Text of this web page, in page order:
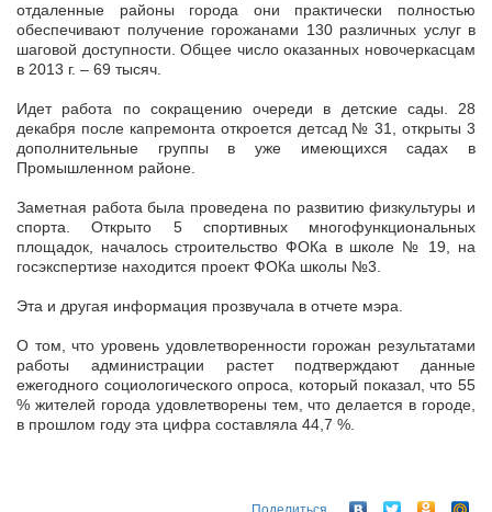
отдаленные районы города они практически полностью
обеспечивают получение горожанами 130 различных услуг в
шаговой доступности. Общее число оказанных новочеркасцам
в 2013 г. – 69 тысяч.
Идет работа по сокращению очереди в детские сады. 28
декабря после капремонта откроется детсад № 31, открыты 3
дополнительные группы в уже имеющихся садах в
Промышленном районе.
Заметная работа была проведена по развитию физкультуры и
спорта. Открыто 5 спортивных многофункциональных
площадок, началось строительство ФОКа в школе № 19, на
госэкспертизе находится проект ФОКа школы №3.
Эта и другая информация прозвучала в отчете мэра.
О том, что уровень удовлетворенности горожан результатами
работы администрации растет подтверждают данные
ежегодного социологического опроса, который показал, что 55
% жителей города удовлетворены тем, что делается в городе,
в прошлом году эта цифра составляла 44,7 %.